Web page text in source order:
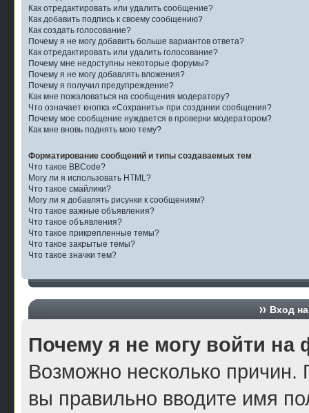
Как отредактировать или удалить сообщение?
Как добавить подпись к своему сообщению?
Как создать голосование?
Почему я не могу добавить больше вариантов ответа?
Как отредактировать или удалить голосование?
Почему мне недоступны некоторые форумы?
Почему я не могу добавлять вложения?
Почему я получил предупреждение?
Как мне пожаловаться на сообщения модератору?
Что означает кнопка «Сохранить» при создании сообщения?
Почему мое сообщение нуждается в проверки модератором?
Как мне вновь поднять мою тему?
Форматирование сообщений и типы создаваемых тем
Что такое BBCode?
Могу ли я использовать HTML?
Что такое смайлики?
Могу ли я добавлять рисунки к сообщениям?
Что такое важные объявления?
Что такое объявления?
Что такое прикрепленные темы?
Что такое закрытые темы?
Что такое значки тем?
Вход
Почему я не могу войти на
Возможно несколько причин.
вы правильно вводите имя